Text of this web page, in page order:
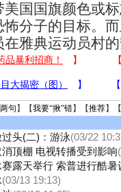
国国旗颜色或
分子的目标。
雅典运动员村
句 】【我要“揪”错】【推荐】
头(二)：游泳(03/22
顶棚 电视转播受到影响
露天举行 索普进行酷暑
(03/13 19:13)